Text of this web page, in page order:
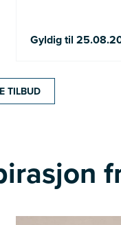
Gyldig til
TILBUD